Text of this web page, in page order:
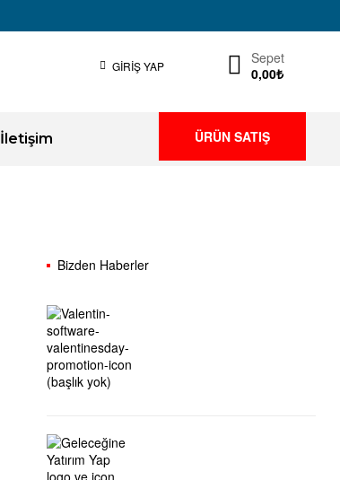
GIRIŞ YAP
Sepet
0,00₺
İletişim ÜRÜN SATIŞ
Bizden Haberler
(başlık yok)